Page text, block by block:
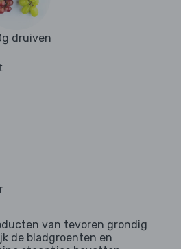
druiven
van tevoren grondig
de bladgroenten en